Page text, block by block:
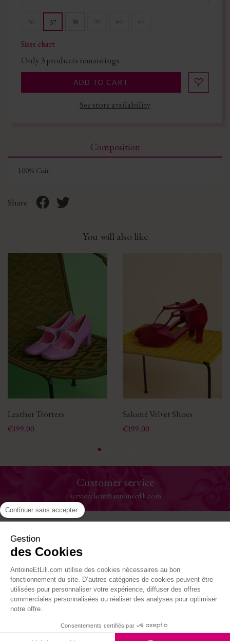
37 38
Sizes chart
Only 3products remainings
ADD TO CART
See store availability
Composition
100% Cuir
Share
You will also like
Leather Trotters
Price
€199.00
Salomé Velvet Shoes
Price
€199.00
Customer service
serviceclient@antoineetlili.com
The House
Where to find us
Follow-us
Continuer sans accepter
Gestion
des Cookies
AntoineEtLili.com utilise des cookies nécessaires au bon
fonctionnement du site. D’autres catégories de cookies peuvent être
utilisées pour personnaliser votre expérience, diffuser des offres
commerciales personnalisées ou réaliser des analyses pour optimiser
notre offre.
Consentements certifiés par